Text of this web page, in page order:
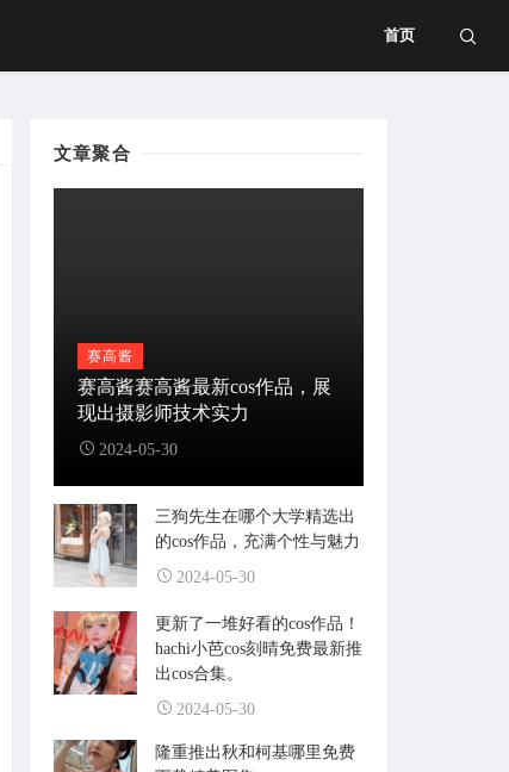
首页
文章聚合
赛高酱
赛高酱赛高酱最新cos作品，展
现出摄影师技术实力
2024-05-30
三狗先生在哪个大学精选出
的cos作品，充满个性与魅力
2024-05-30
更新了一堆好看的cos作品！
hachi小芭cos刻晴免费最新推
出cos合集。
2024-05-30
隆重推出秋和柯基哪里免费